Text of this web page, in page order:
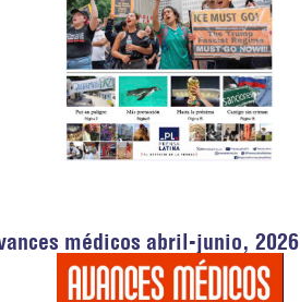
médicos abril-junio, 2026